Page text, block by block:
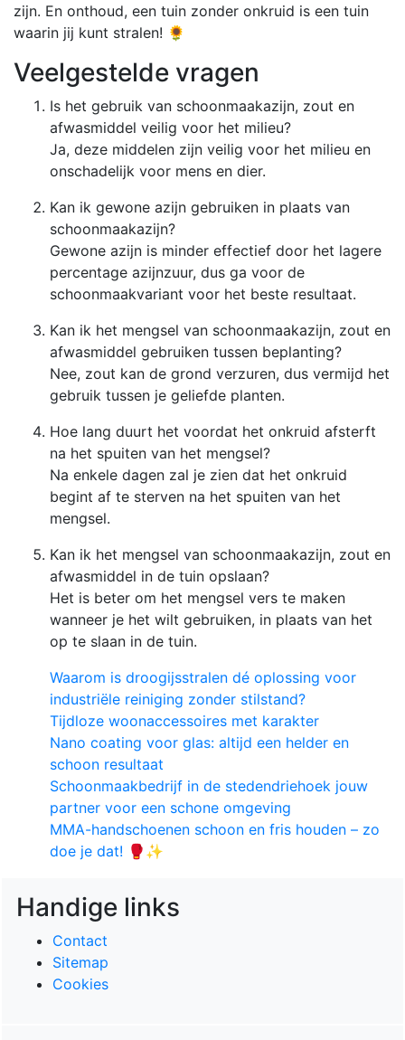
zijn. En onthoud, een tuin zonder onkruid is een tuin
waarin jij kunt stralen! 🌻
Veelgestelde vragen
Is het gebruik van schoonmaakazijn, zout en
afwasmiddel veilig voor het milieu?
Ja, deze middelen zijn veilig voor het milieu en
onschadelijk voor mens en dier.
Kan ik gewone azijn gebruiken in plaats van
schoonmaakazijn?
Gewone azijn is minder effectief door het lagere
percentage azijnzuur, dus ga voor de
schoonmaakvariant voor het beste resultaat.
Kan ik het mengsel van schoonmaakazijn, zout en
afwasmiddel gebruiken tussen beplanting?
Nee, zout kan de grond verzuren, dus vermijd het
gebruik tussen je geliefde planten.
Hoe lang duurt het voordat het onkruid afsterft
na het spuiten van het mengsel?
Na enkele dagen zal je zien dat het onkruid
begint af te sterven na het spuiten van het
mengsel.
Kan ik het mengsel van schoonmaakazijn, zout en
afwasmiddel in de tuin opslaan?
Het is beter om het mengsel vers te maken
wanneer je het wilt gebruiken, in plaats van het
op te slaan in de tuin.
Waarom is droogijsstralen dé oplossing voor
industriële reiniging zonder stilstand?
Tijdloze woonaccessoires met karakter
Nano coating voor glas: altijd een helder en
schoon resultaat
Schoonmaakbedrijf in de stedendriehoek jouw
partner voor een schone omgeving
MMA-handschoenen schoon en fris houden – zo
doe je dat! 🥊✨
Handige links
Contact
Sitemap
Cookies